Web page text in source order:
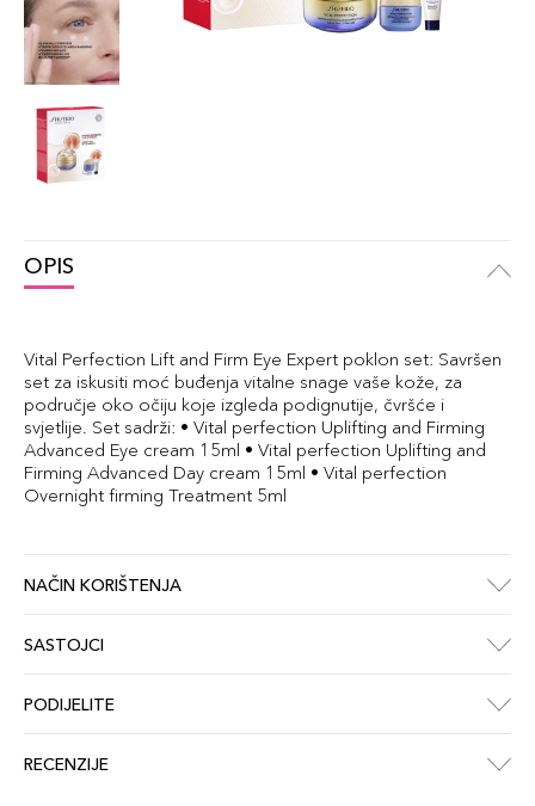
OPIS
Vital Perfection Lift and Firm Eye Expert poklon set: Savršen
set za iskusiti moć buđenja vitalne snage vaše kože, za
područje oko očiju koje izgleda podignutije, čvršće i
svjetlije. Set sadrži: • Vital perfection Uplifting and Firming
Advanced Eye cream 15ml • Vital perfection Uplifting and
Firming Advanced Day cream 15ml • Vital perfection
Overnight firming Treatment 5ml
NAČIN KORIŠTENJA
SASTOJCI
PODIJELITE
RECENZIJE